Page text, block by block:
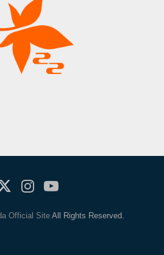
X(Twitter)InstagramYoutube
Official SiteAll Rights Reserved.